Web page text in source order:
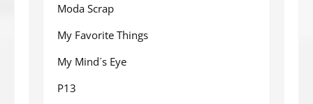
Moda Scrap
My Favorite Things
My Mind´s Eye
P13